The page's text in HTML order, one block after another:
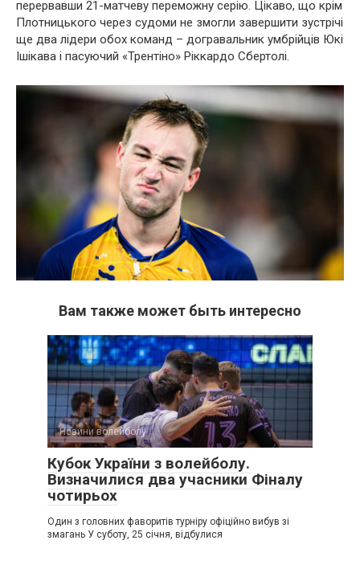
перервавши 21-матчеву переможну серію. Цікаво, що крім
Плотницького через судоми не змогли завершити зустрічі
ще два лідери обох команд – догравальник умбрійців Юкі
Ішікава і пасуючий «Трентіно» Ріккардо Сбертолі.
Вам также может быть интересно
Новини волейболу
Кубок України з волейболу.
Визначилися два учасники Фіналу
чотирьох
Один з головних фаворитів турніру офіційно вибув зі
змагань У суботу, 25 січня, відбулися